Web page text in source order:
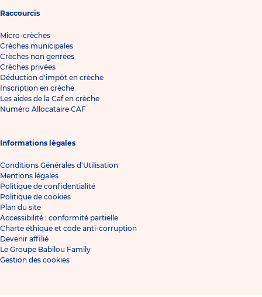
Raccourcis
Micro-crèches
Crèches municipales
Crèches non genrées
Crèches privées
Déduction d'impôt en crèche
Inscription en crèche
Les aides de la Caf en crèche
Numéro Allocataire CAF
Informations légales
Conditions Générales d'Utilisation
Mentions légales
Politique de confidentialité
Politique de cookies
Plan du site
Accessibilité : conformité partielle
Charte éthique et code anti-corruption
Devenir affilié
Le Groupe Babilou Family
Gestion des cookies